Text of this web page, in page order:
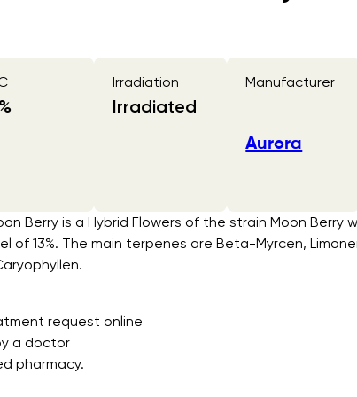
%
Irradiation
Irradiated
Manufacturer
Aurora
Berry is a Hybrid Flowers of the strain Moon Berry
of 13%. The main terpenes are Beta-Myrcen,
request online
a doctor
pharmacy.